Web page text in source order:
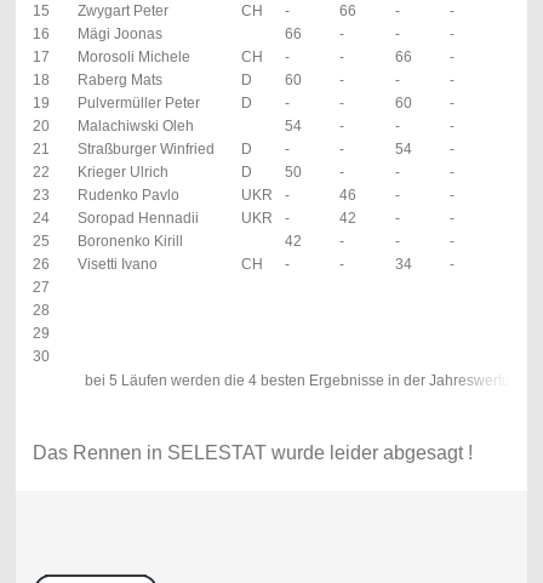
15
Zwygart Peter CH - 66 -
-
16
Mägi Joonas 66 - -
-
17
Morosoli Michele CH - - 66
-
18
Raberg Mats D 60 - -
-
19
Pulvermüller Peter D - - 60
-
20
Malachiwski Oleh 54 - -
-
21
Straßburger Winfried D - - 54
-
22
Krieger Ulrich D 50 - -
-
23
Rudenko Pavlo UKR - 46 -
-
24
Soropad Hennadii UKR - 42 -
-
25
Boronenko Kirill 42 - -
-
26
Visetti Ivano CH - - 34
-
27
28
29
30
bei 5 Läufen werden die 4 besten Ergebnisse in der Jahreswertung
Das Rennen in SELESTAT wurde leider abgesagt !